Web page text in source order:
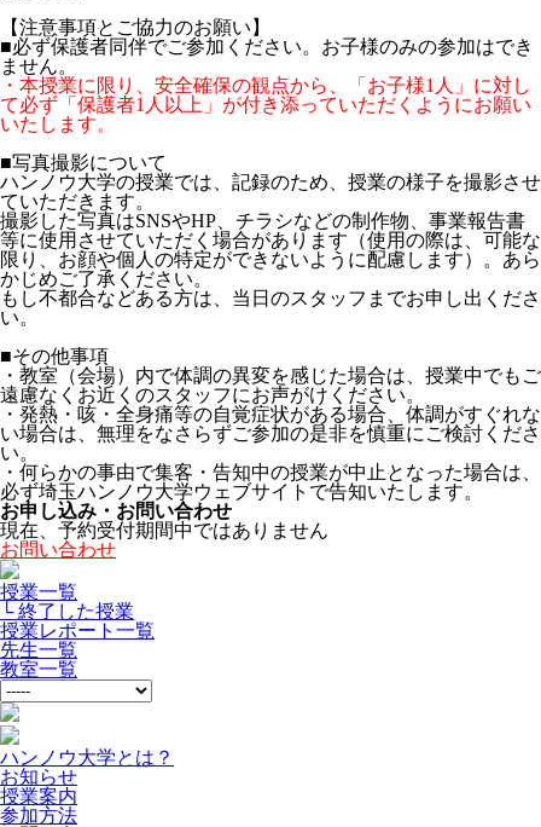
【注意事項とご協力のお願い】
■必ず保護者同伴でご参加ください。お子様のみの参加はでき
ません。
・本授業に限り、安全確保の観点から、「お子様1人」に対し
て必ず「保護者1人以上」が付き添っていただくようにお願い
いたします。
■写真撮影について
ハンノウ大学の授業では、記録のため、授業の様子を撮影させ
ていただきます。
撮影した写真はSNSやHP、チラシなどの制作物、事業報告書
等に使用させていただく場合があります（使用の際は、可能な
限り、お顔や個人の特定ができないように配慮します）。あら
かじめご了承ください。
もし不都合などある方は、当日のスタッフまでお申し出くださ
い。
■その他事項
・教室（会場）内で体調の異変を感じた場合は、授業中でもご
遠慮なくお近くのスタッフにお声がけください。
・発熱・咳・全身痛等の自覚症状がある場合、体調がすぐれな
い場合は、無理をなさらずご参加の是非を慎重にご検討くださ
い。
・何らかの事由で集客・告知中の授業が中止となった場合は、
必ず埼玉ハンノウ大学ウェブサイトで告知いたします。
お申し込み・お問い合わせ
現在、予約受付期間中ではありません
お問い合わせ
授業一覧
└ 終了した授業
授業レポート一覧
先生一覧
教室一覧
ハンノウ大学とは？
お知らせ
授業案内
参加方法